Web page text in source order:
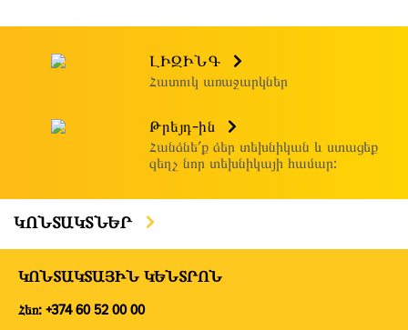
ԼԻԶԻՆԳ
Հատուկ առաջարկներ
Թրեյդ-ին
Հանձնե՛ք ձեր տեխնիկան և ստացեք
զեղչ նոր տեխնիկայի համար:
ԿՈՆՏԱԿՏՆԵՐ
ԿՈՆՏԱԿՏԱՅԻՆ ԿԵՆՏՐՈՆ
Հեռ: +374 60 52 00 00